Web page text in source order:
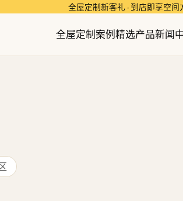
全屋定制新客礼 · 到店即享空间
全屋定制案例精选产品新闻